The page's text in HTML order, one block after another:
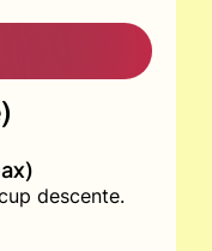
descente.